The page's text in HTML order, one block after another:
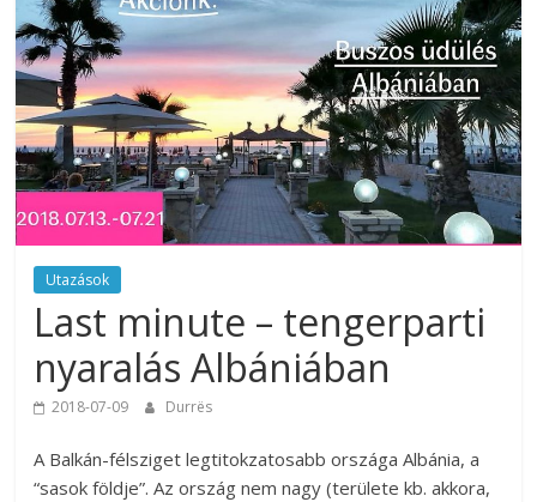
Utazások
Last minute – tengerparti
nyaralás Albániában
2018-07-09 Durrës
A Balkán-félsziget legtitokzatosabb országa Albánia, a
“sasok földje”. Az ország nem nagy (területe kb. akkora,